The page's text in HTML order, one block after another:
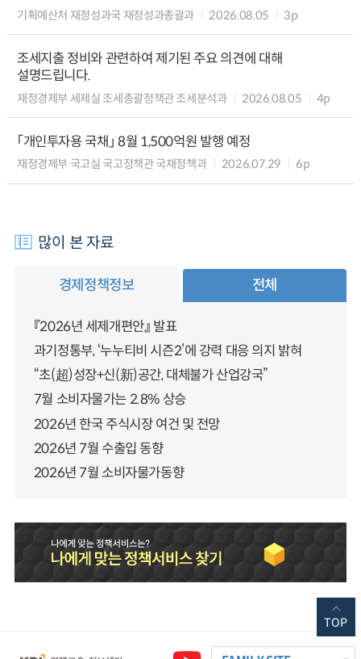
기획예산처 재정성과국 재정성과총괄과 2026.08.05 3p
조세지출 정비와 관련하여 제기된 주요 의견에 대해
설명드립니다.
재정경제부 세제실 조세총괄정책관 조세분석과 2026.08.05 4p
「개인투자용 국채」 8월 1,500억원 발행 예정
재정경제부 국고실 국고정책관 국채정책과 2026.07.29 6p
많이 본 자료
경제정책정보 전체
『2026년 세제개편안』 발표
과기정통부, ‘누누티비 시즌2’에 강력 대응 의지 밝혀
“초(超)성장+신(新)공간, 대체불가 산업강국”
7월 소비자물가는 2.8% 상승
2026년 한국 주식시장 여건 및 전망
2026년 7월 수출입 동향
2026년 7월 소비자물가동향
TOP